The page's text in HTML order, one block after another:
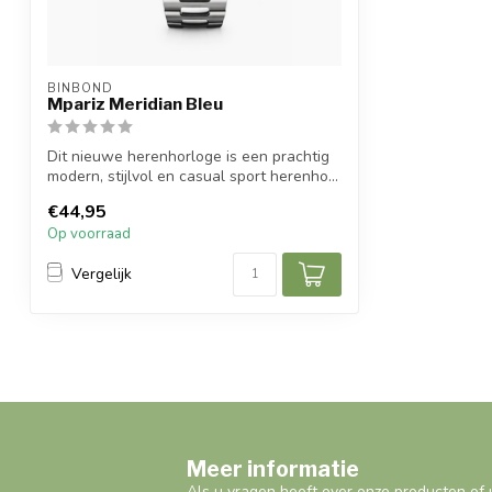
BINBOND
Mpariz Meridian Bleu
Dit nieuwe herenhorloge is een prachtig
modern, stijlvol en casual sport herenho...
€44,95
Op voorraad
Vergelijk
Meer informatie